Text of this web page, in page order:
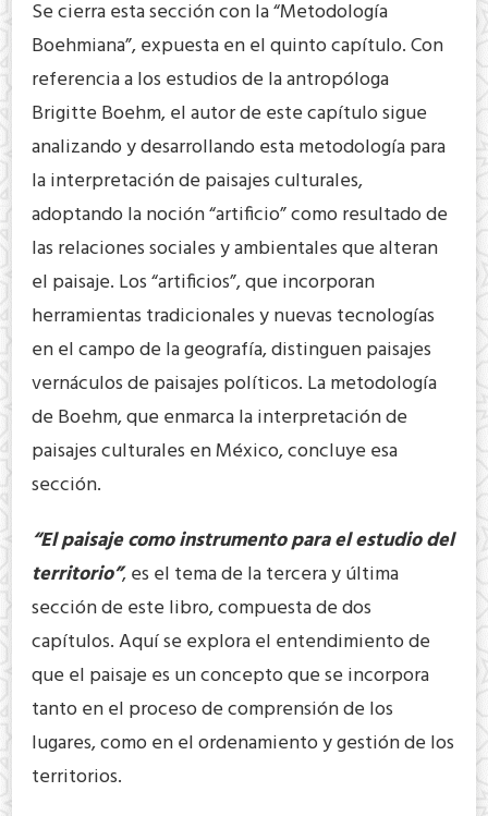
Se cierra esta sección con la “Metodología
Boehmiana”, expuesta en el quinto capítulo. Con
referencia a los estudios de la antropóloga
Brigitte Boehm, el autor de este capítulo sigue
analizando y desarrollando esta metodología para
la interpretación de paisajes culturales,
adoptando la noción “artificio” como resultado de
las relaciones sociales y ambientales que alteran
el paisaje. Los “artificios”, que incorporan
herramientas tradicionales y nuevas tecnologías
en el campo de la geografía, distinguen paisajes
vernáculos de paisajes políticos. La metodología
de Boehm, que enmarca la interpretación de
paisajes culturales en México, concluye esa
sección.
“El paisaje como instrumento para el estudio del
territorio”, es el tema de la tercera y última
sección de este libro, compuesta de dos
capítulos. Aquí se explora el entendimiento de
que el paisaje es un concepto que se incorpora
tanto en el proceso de comprensión de los
lugares, como en el ordenamiento y gestión de los
territorios.